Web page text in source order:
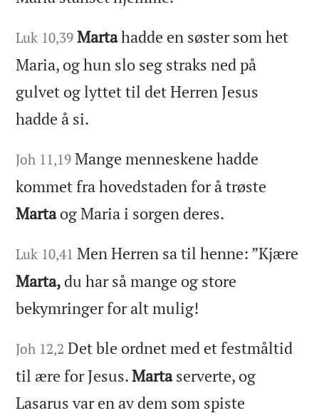
Luk 10,39 Martahadde en søster som het
Maria, og hun slo seg straks ned på
gulvet og lyttet til det Herren Jesus
hadde å si.
Joh 11,19 Mange menneskene hadde
kommet fra hovedstaden for å trøste
Martaog Maria i sorgen deres.
Luk 10,41 Men Herren sa til henne: ”Kjære
Marta, du har så mange og store
bekymringer for alt mulig!
Joh 12,2 Det ble ordnet med et festmåltid
til ære for Jesus.Martaserverte, og
Lasarus var en av dem som spiste